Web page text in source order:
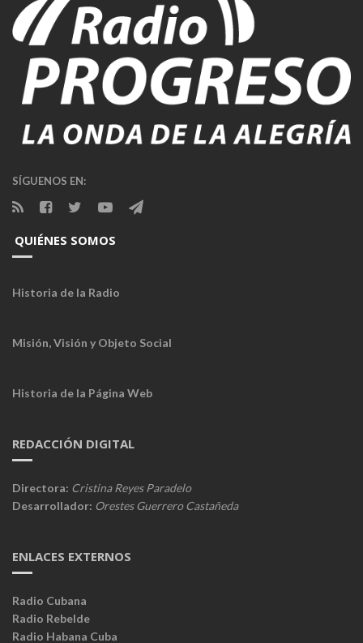
SÍGUENOS EN:
QUIÉNES SOMOS
Historia de la Radio
Misión, Visión y Objeto Social
Historia de la Página Web
REDACCIÓN DIGITAL
Directora: Cristina Reyes Paradelo
Desarrollador: Orestes Guerrero Castañeda
ENLACES EXTERNOS
Radio Cubana
Radio Rebelde
Radio Habana Cuba